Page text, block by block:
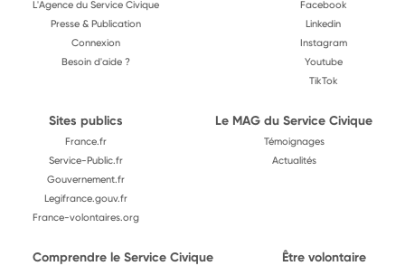
L'Agence du Service Civique
Presse & Publication
Connexion
Besoin d'aide ?
Facebook
Linkedin
Instagram
Youtube
TikTok
Sites publics
France.fr
Service-Public.fr
Gouvernement.fr
Legifrance.gouv.fr
France-volontaires.org
Le MAG du Service Civique
Témoignages
Actualités
Comprendre le Service Civique Être volontaire